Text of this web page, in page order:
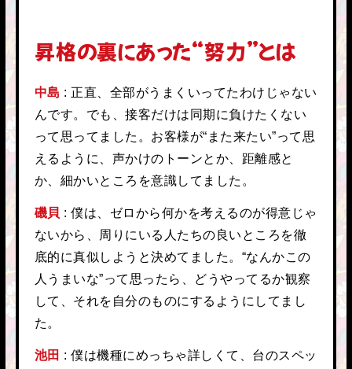
昇格の裏にあった“努力”とは
中島
正直、全部がうまくいってたわけじゃない
んです。でも、接客だけは同期に負けたくない
って思ってました。お客様が“また来たい”って思
えるように、声かけのトーンとか、距離感と
か、細かいところを意識してました。
磯貝
僕は、ゼロから何かを考えるのが得意じゃ
ないから、周りにいる人たちの良いところを徹
底的に真似しようと決めてました。“なんかこの
人うまいな”って思ったら、どうやってるか観察
して、それを自分のものにするようにしてまし
た。
池田
僕は機種にめっちゃ詳しくて、台のスペッ